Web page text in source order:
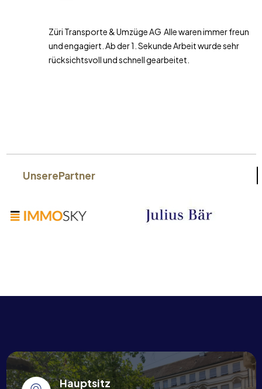
Züri Transporte & Umzüge AG Alle waren immer freundlich
und engagiert. Ab der 1. Sekunde Arbeit wurde sehr
rücksichtsvoll und schnell gearbeitet.
UnserePartner
Hauptsitz